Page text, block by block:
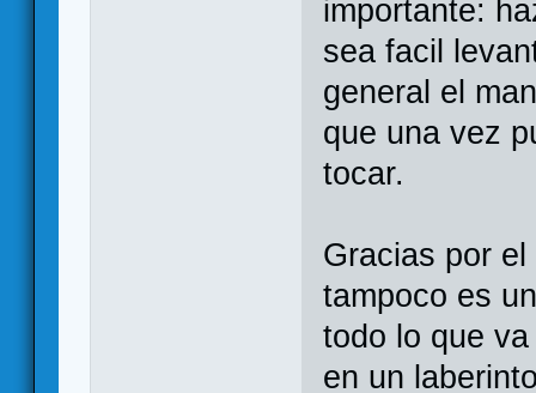
importante:
sea facil
general el
que una vez
tocar.
Gracias por
tampoco es
todo lo que
en un